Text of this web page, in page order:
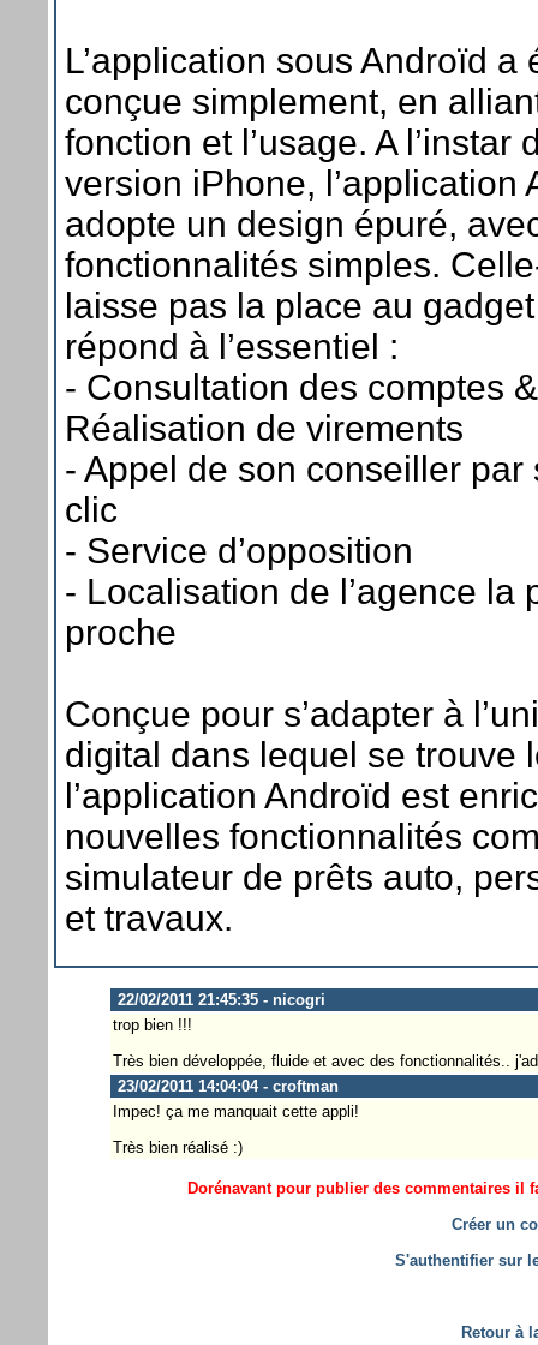
L’application sous Androïd a
conçue simplement, en
fonction et l’usage. A l’instar
version iPhone, l’application
adopte un design épuré,
fonctionnalités simples.
laisse pas la place au
répond à l’essentiel :
- Consultation des comptes &
Réalisation de virements
- Appel de son conseiller par
clic
- Service d’opposition
- Localisation de l’agence la
proche
Conçue pour s’adapter à
digital dans lequel se trouve
l’application Androïd est
nouvelles fonctionnalités
simulateur de prêts auto,
et travaux.
22/02/2011 21:45:35 - nicogri
trop bien !!!
Très bien développée, fluide et avec des fonctionnalités..
23/02/2011 14:04:04 - croftman
Impec! ça me manquait cette appli!
Très bien réalisé :)
Dorénavant pour publier des commentaires il
Créer un
S'authentifier sur
Retour à